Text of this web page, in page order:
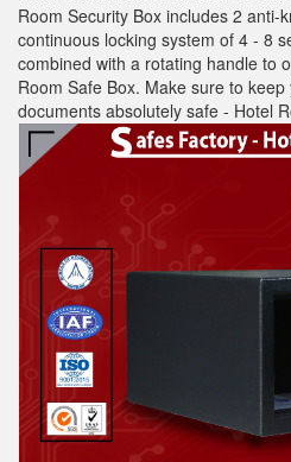
Room Security Box includes 2 anti-
continuous locking system of 4 - 8
combined with a rotating handle to
Room Safe Box. Make sure to
documents absolutely safe - Hotel